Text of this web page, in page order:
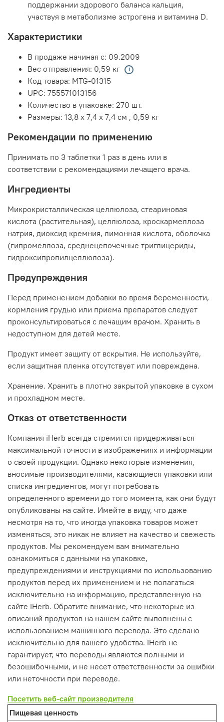
поддержании здорового баланса кальция,
участвуя в метаболизме эстрогена и витамина D.
Характеристики
В продаже начиная с: 09.2009
Вес отправления: 0,59 кг
Код товара: MTG-01315
UPC: 755571013156
Количество в упаковке: 270 шт.
Размеры: 13,8 x 7,4 x 7,4 см , 0,59 кг
Рекомендации по применению
Принимать по 3 таблетки 1 раз в день или в
соответствии с рекомендациями лечащего врача.
Ингредиенты
Микрокристаллическая целлюлоза, стеариновая
кислота (растительная), целлюлоза, кроскармеллоза
натрия, диоксид кремния, лимонная кислота, оболочка
(гипромеллоза, среднецепочечные триглицериды,
гидроксипропилцеллюлоза).
Предупреждения
Перед применением добавки во время беременности,
кормления грудью или приема препаратов следует
проконсультироваться с лечащим врачом. Хранить в
недоступном для детей месте.
Продукт имеет защиту от вскрытия. Не используйте,
если защитная пленка отсутствует или повреждена.
Хранение. Хранить в плотно закрытой упаковке в сухом
и прохладном месте.
Отказ от ответственности
Компания iHerb всегда стремится придерживаться
максимальной точности в изображениях и информации
о своей продукции. Однако некоторые изменения,
вносимые производителями, касающиеся упаковки или
списка ингредиентов, могут потребовать
определенного времени до того момента, как они будут
опубликованы на сайте. Имейте в виду, что даже
несмотря на то, что иногда упаковка товаров может
изменяться, это никак не влияет на качество и свежесть
продуктов. Мы рекомендуем вам внимательно
ознакомиться с данными на упаковке,
предупреждениями и инструкциями по использованию
продуктов перед их применением и не полагаться
исключительно на информацию, представленную на
сайте iHerb. Обратите внимание, что некоторые из
описаний продуктов на нашем сайте выполнены с
использованием машинного перевода. Это сделано
исключительно для вашего удобства. iHerb не
гарантирует, что переводы являются полными и
безошибочными, и не несет ответственности за ошибки
или неточности при переводе.
Посетить веб-сайт производителя
Пищевая ценность